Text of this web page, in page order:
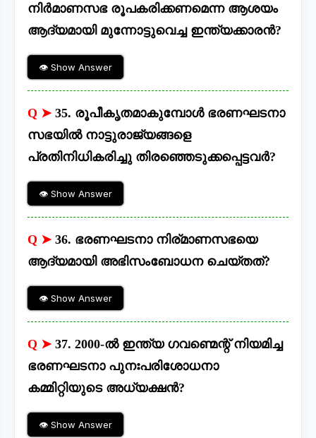
നിർമാണസഭ രൂപകരിക്കണമെന്ന ആശയം
ആദ്യമായി മുന്നോട്ടുവെച്ച ഇന്ത്യക്കാരൻ?
👁 Show Answer
Q ➤ 35. രൂപീകൃതമാകുമ്പോൾ ഭരണഘടനാ
സഭയിൽ നാട്ടുരാജ്യങ്ങളെ
പ്രതിനിധികരിച്ചു തിരഞ്ഞെടുക്കപ്പെട്ടവർ?
👁 Show Answer
Q ➤ 36. ഭരണഘടനാ നിര്മാണസഭയെ
ആദ്യമായി അഭിസംബോധന ചെയ്തത്?
👁 Show Answer
Q ➤ 37. 2000-ൽ ഇന്ത്യ ഗവണ്മെന്റ് നിയമിച്ച
ഭരണഘടനാ പുനഃപരിശോധനാ
കമ്മിറ്റിയുടെ അധ്യക്ഷൻ?
👁 Show Answer